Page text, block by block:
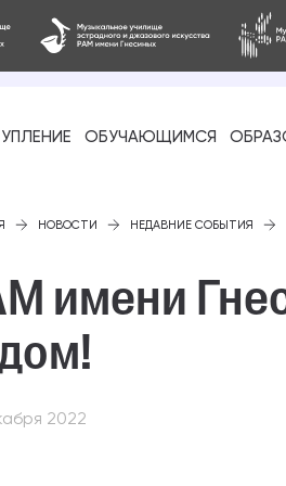
ОБУЧАЮЩИМСЯ
НОВОСТИ НЕДАВНИЕ СОБЫТИЯ
имени
2022